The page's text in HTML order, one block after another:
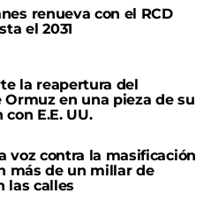
renueva con el RCD
el 2031
la reapertura del
Ormuz en una pieza de su
E.E. UU.
voz contra la masificación
más de un millar de
las calles